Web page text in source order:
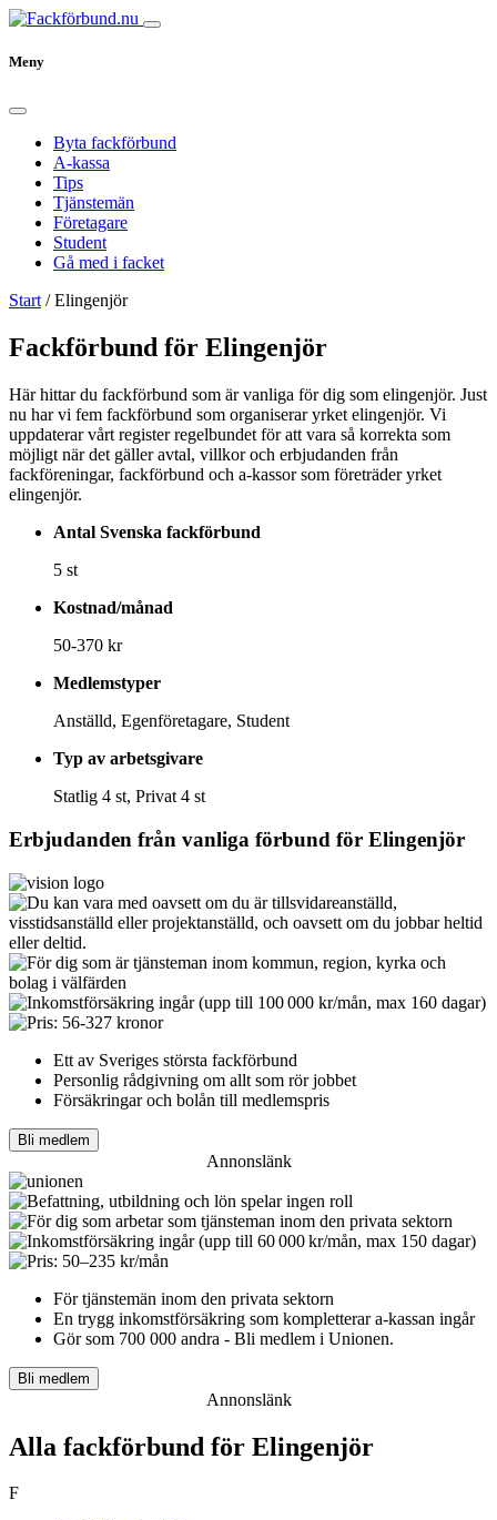
Meny
Byta fackförbund
A-kassa
Tips
Tjänstemän
Företagare
Student
Gå med i facket
Start /Elingenjör
Fackförbund för Elingenjör
Här hittar du fackförbund som är vanliga för dig som elingenjör. Just
nu har vi fem fackförbund som organiserar yrket elingenjör. Vi
uppdaterar vårt register regelbundet för att vara så korrekta som
möjligt när det gäller avtal, villkor och erbjudanden från
fackföreningar, fackförbund och a-kassor som företräder yrket
elingenjör.
Antal Svenska fackförbund
5 st
Kostnad/månad
50-370 kr
Medlemstyper
Anställd, Egenföretagare, Student
Typ av arbetsgivare
Statlig 4 st, Privat 4 st
Erbjudanden från vanliga förbund för Elingenjör
Ett av Sveriges största fackförbund
Personlig rådgivning om allt som rör jobbet
Försäkringar och bolån till medlemspris
Bli medlem
Annonslänk
För tjänstemän inom den privata sektorn
En trygg inkomst­försäkring som kompletterar a-kassan ingår
Gör som 700 000 andra - Bli medlem i Unionen.
Bli medlem
Annonslänk
Alla fackförbund för Elingenjör
F